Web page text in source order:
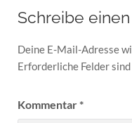
Schreibe
Deine E-Mail-Adresse
Erforderliche Felder
Kommentar*